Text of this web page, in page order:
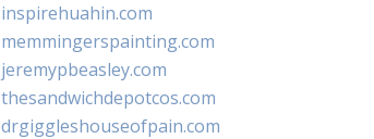
inspirehuahin.com
memmingerspainting.com
jeremypbeasley.com
thesandwichdepotcos.com
drgiggleshouseofpain.com